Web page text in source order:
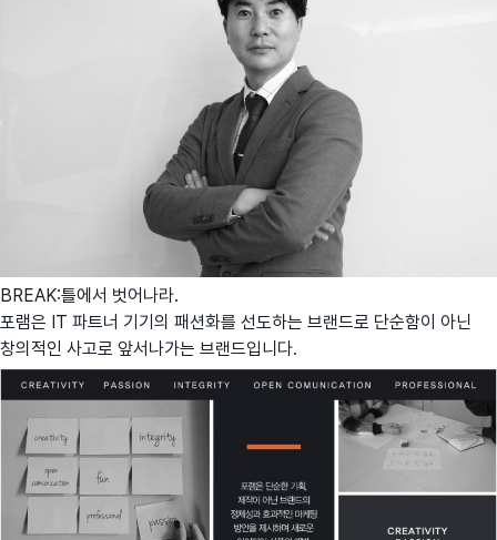
BREAK:틀에서 벗어나라.
포램은 IT 파트너 기기의 패션화를 선도하는 브랜드로 단순함이 아닌
창의적인 사고로 앞서나가는 브랜드입니다.